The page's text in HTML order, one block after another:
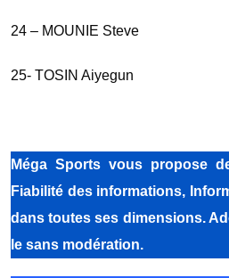
24 – MOUNIE Steve
25- TOSIN Aiyegun
Méga Sports vous propose
Fiabilité des informations,
dans toutes ses dimensions.
le sans modération.